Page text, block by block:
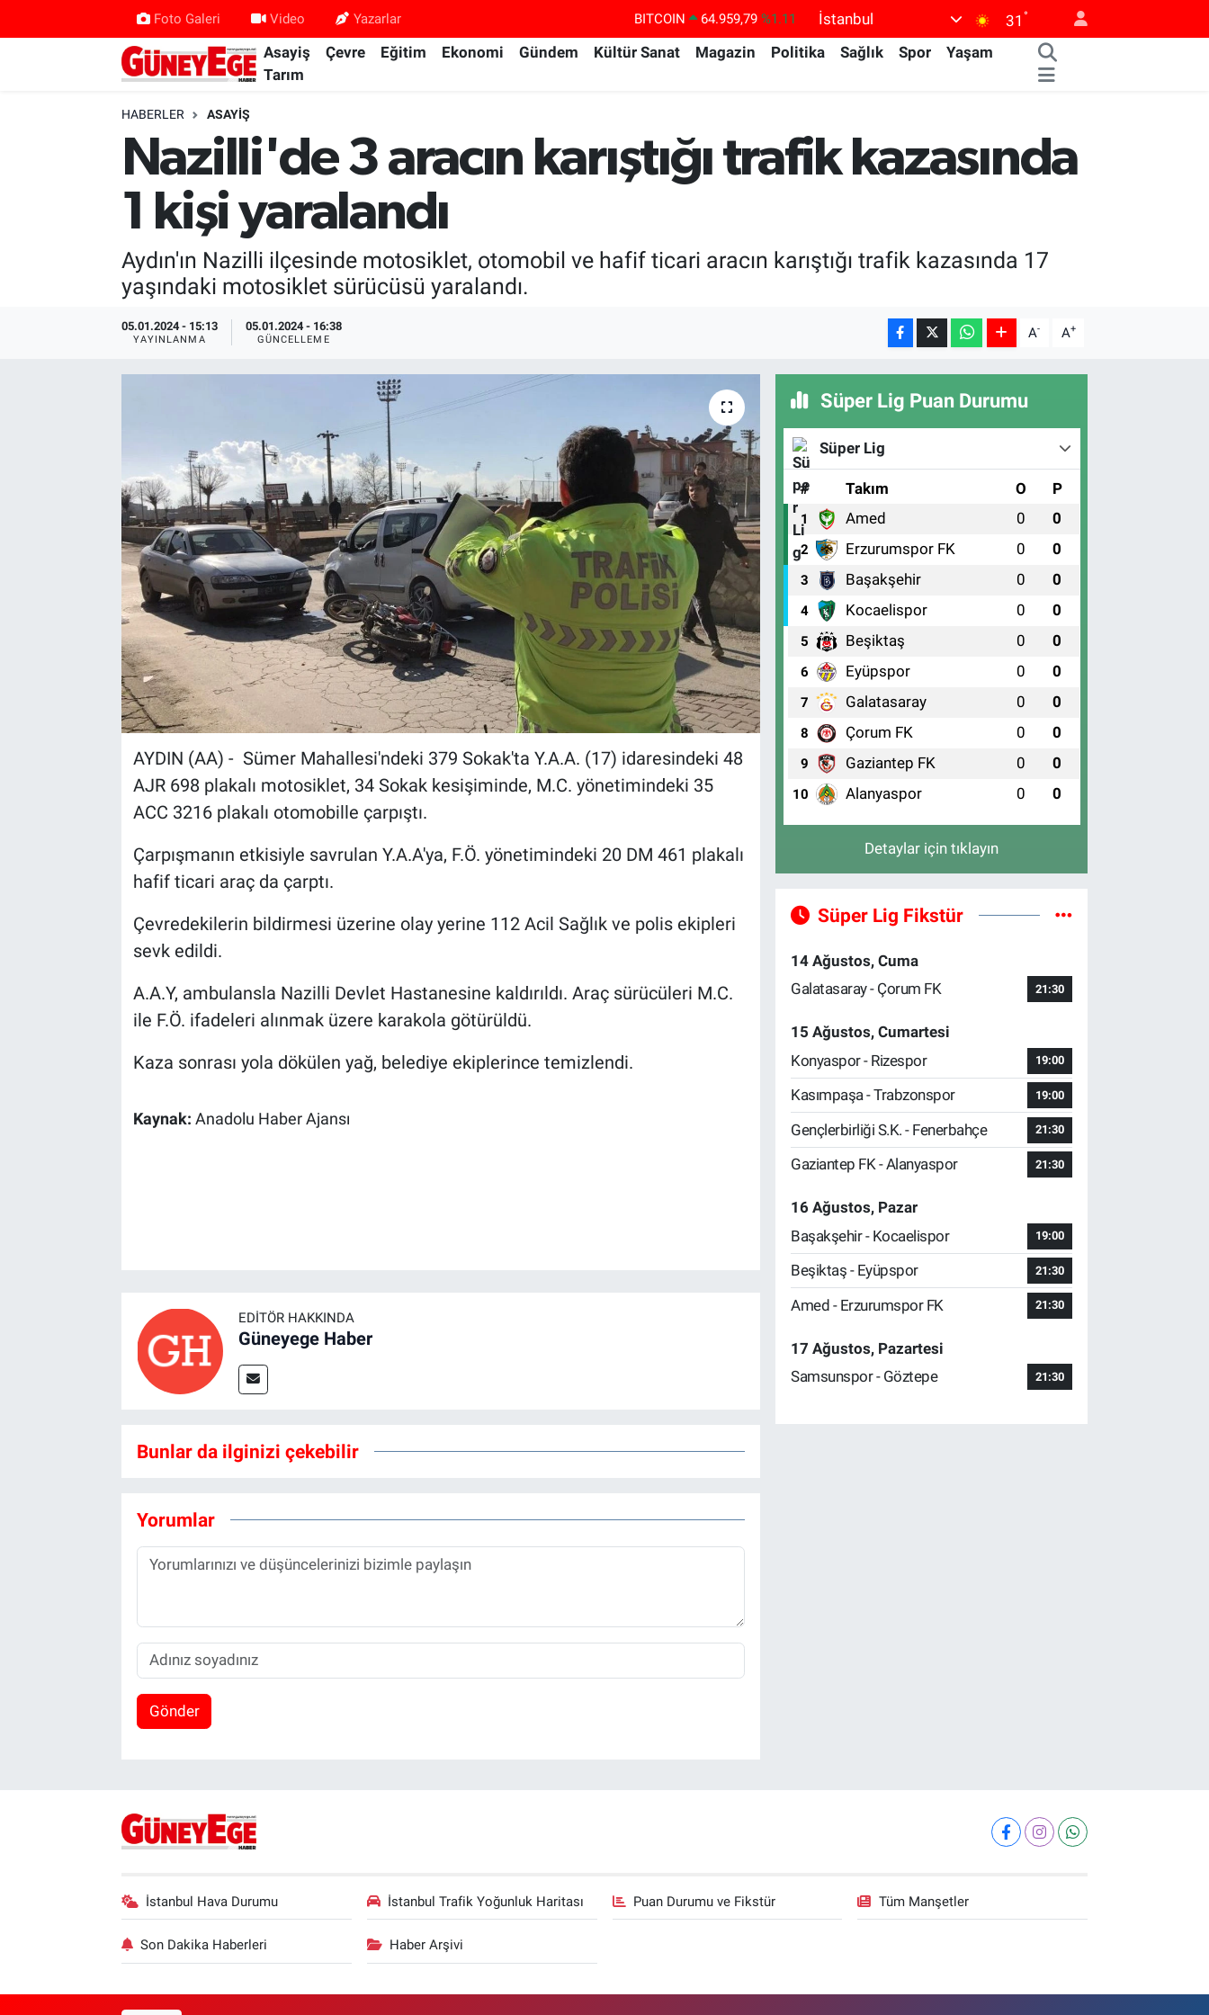
Foto Galeri Video Yazarlar BITCOIN 64.959,79 %1.11
DOLAR
47,7436
%0.18
GRAM ALTIN
6660.55 %0.03
BİST100
13.779 %-14
İstanbul 31 °
Asayiş Çevre Eğitim Ekonomi Gündem Kültür Sanat Magazin Politika Sağlık Spor
Yaşam
Tarım
HABERLER ASAYIŞ
Nazilli'de 3 aracın karıştığı trafik kazasında
1 kişi yaralandı
Aydın'ın Nazilli ilçesinde motosiklet, otomobil ve hafif ticari aracın karıştığı trafik kazasında 17
yaşındaki motosiklet sürücüsü yaralandı.
05.01.2024 - 15:13
YAYINLANMA
05.01.2024 - 16:38
GÜNCELLEME A- A+
AYDIN (AA) - Sümer Mahallesi'ndeki 379 Sokak'ta Y.A.A. (17) idaresindeki 48
AJR 698 plakalı motosiklet, 34 Sokak kesişiminde, M.C. yönetimindeki 35
ACC 3216 plakalı otomobille çarpıştı.
Çarpışmanın etkisiyle savrulan Y.A.A'ya, F.Ö. yönetimindeki 20 DM 461 plakalı
hafif ticari araç da çarptı.
Çevredekilerin bildirmesi üzerine olay yerine 112 Acil Sağlık ve polis ekipleri
sevk edildi.
A.A.Y, ambulansla Nazilli Devlet Hastanesine kaldırıldı. Araç sürücüleri M.C.
ile F.Ö. ifadeleri alınmak üzere karakola götürüldü.
Kaza sonrası yola dökülen yağ, belediye ekiplerince temizlendi.
Kaynak: Anadolu Haber Ajansı
EDITÖR HAKKINDA
Güneyege Haber
Bunlar da ilginizi çekebilir
Yorumlar
Gönder
Süper Lig Puan Durumu
Süper Lig
# Takım O P
1 Amed 0 0
2 Erzurumspor FK 0 0
3 Başakşehir 0 0
4 Kocaelispor 0 0
5 Beşiktaş 0 0
6 Eyüpspor 0 0
7 Galatasaray 0 0
8 Çorum FK 0 0
9 Gaziantep FK 0 0
10 Alanyaspor 0 0
Detaylar için tıklayın
Süper Lig Fikstür
14 Ağustos, Cuma
Galatasaray - Çorum FK
21:30
15 Ağustos, Cumartesi
Konyaspor - Rizespor
19:00
Kasımpaşa - Trabzonspor 19:00
Gençlerbirliği S.K. - Fenerbahçe 21:30
Gaziantep FK - Alanyaspor 21:30
16 Ağustos, Pazar
Başakşehir - Kocaelispor
19:00
Beşiktaş - Eyüpspor 21:30
Amed - Erzurumspor FK 21:30
17 Ağustos, Pazartesi
Samsunspor - Göztepe
21:30
İstanbul Hava Durumu İstanbul Trafik Yoğunluk Haritası Puan Durumu ve Fikstür Tüm Manşetler
Son Dakika Haberleri Haber Arşivi
Kültür Sanat
İstanbul Hava Durumu
İstanbul Trafik Yoğunluk Haritası
Süper Lig Puan Durumu ve Fikstür
Son Dakika Haberleri
Haber Arşivi